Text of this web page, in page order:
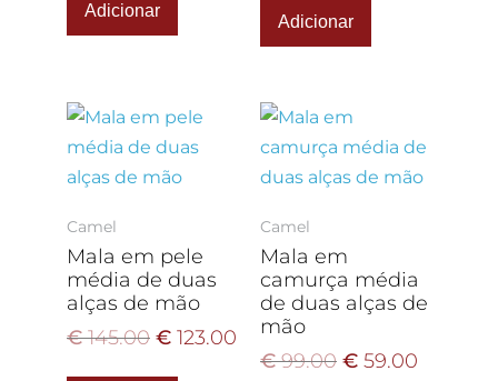
Adicionar
Adicionar
Camel
Mala em pele
média de duas
alças de mão
€145.00 € 123.00
Camel
Mala em
camurça média
de duas alças de
mão
€99.00 € 59.00